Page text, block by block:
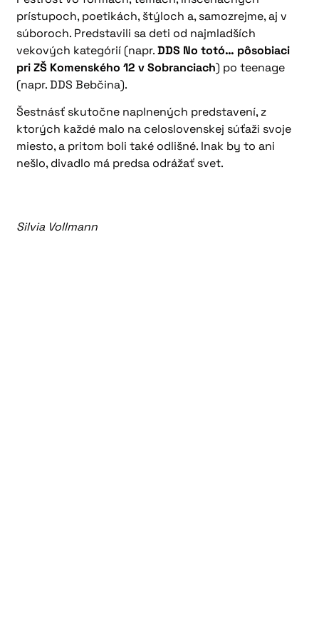
prístupoch, poetikách, štýloch a, samozrejme, aj v
súboroch. Predstavili sa deti od najmladších
vekových kategórií (napr.DDS No totó… pôsobiaci
pri ZŠ Komenského 12 v Sobranciach) po teenage
(napr. DDS Bebčina).
Šestnásť skutočne naplnených predstavení, z
ktorých každé malo na celoslovenskej súťaži svoje
miesto, a pritom boli také odlišné. Inak by to ani
nešlo, divadlo má predsa odrážať svet.
Silvia Vollmann